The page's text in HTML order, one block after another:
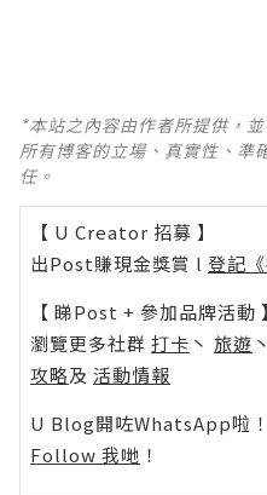
*本站之內容由作者所提供，
所有博客的立場、真實性、準
任。
【 U Creator 招募 】
出Post賺現金獎賞 l 登記
【 睇Post + 參加品牌活動 】
瀏覽更多社群 打卡 丶 旅遊 丶
攻略及 活動情報
U Blog開咗WhatsApp啦
Follow 我哋 ！